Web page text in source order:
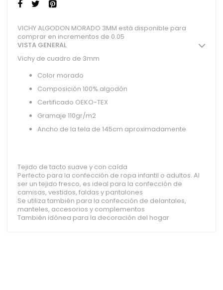
VICHY ALGODON MORADO 3MM está disponible para
comprar en incrementos de 0.05
VISTA GENERAL
Vichy de cuadro de 3mm
Color morado
Composición 100% algodón
Certificado OEKO-TEX
Gramaje 110gr/m2
Ancho de la tela de 145cm aproximadamente
Tejido de tacto suave y con caída
Perfecto para la confección de ropa infantil o adultos. Al
ser un tejido fresco, es ideal para la confección de
camisas, vestidos, faldas y pantalones
Se utiliza también para la confección de delantales,
manteles, accesorios y complementos
También idónea para la decoración del hogar